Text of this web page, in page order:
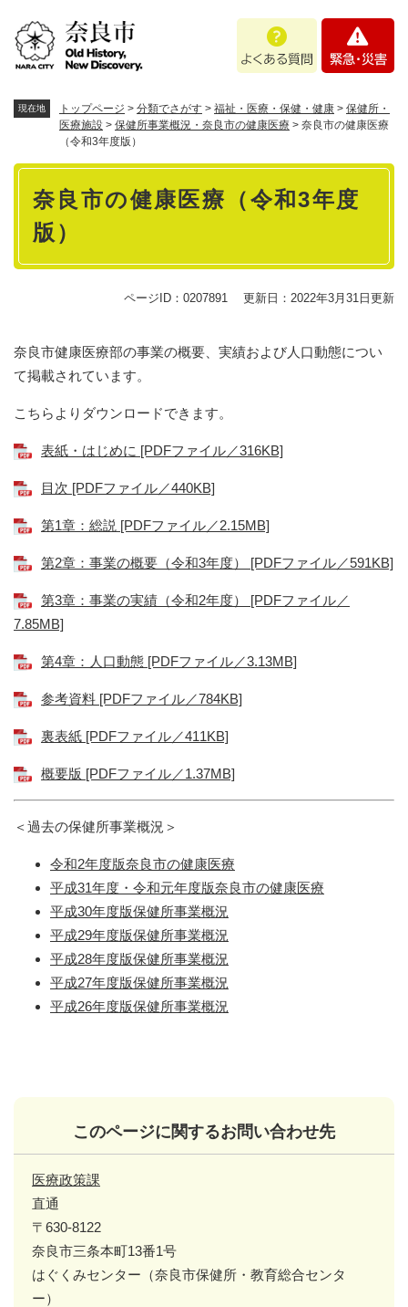
あ
問
・
現在地 トップページ > 分類でさがす > 福祉・医療・保健・健康 > 保健所・
医療施設 > 保健所事業概況・奈良市の健康医療 > 奈良市の健康医療
（令和3年度版）
本
奈良市の健康医療（令和3年度
版）
ページID：0207891 更新日：2022年3月31日更新
奈良市健康医療部の事業の概要、実績および人口動態につい
て掲載されています。
こちらよりダウンロードできます。
表紙・はじめに [PDFファイル／316KB]
目次 [PDFファイル／440KB]
第1章：総説 [PDFファイル／2.15MB]
第2章：事業の概要（令和3年度） [PDFファイル／591KB]
第3章：事業の実績（令和2年度） [PDFファイル／
7.85MB]
第4章：人口動態 [PDFファイル／3.13MB]
参考資料 [PDFファイル／784KB]
裏表紙 [PDFファイル／411KB]
概要版 [PDFファイル／1.37MB]
＜過去の保健所事業概況＞
令和2年度版奈良市の健康医療
平成31年度・令和元年度版奈良市の健康医療
平成30年度版保健所事業概況
平成29年度版保健所事業概況
平成28年度版保健所事業概況
平成27年度版保健所事業概況
平成26年度版保健所事業概況
このページに関するお問い合わせ先
医療政策課
直通
〒630-8122
奈良市三条本町13番1号
はぐくみセンター（奈良市保健所・教育総合センタ
ー）